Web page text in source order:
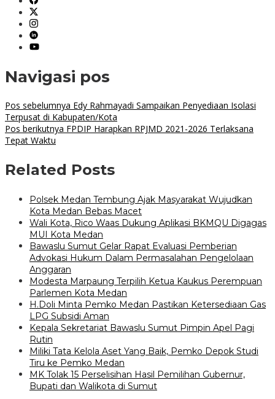
Navigasi pos
Pos sebelumnya Edy Rahmayadi Sampaikan Penyediaan Isolasi
Terpusat di Kabupaten/Kota
Pos berikutnya FPDIP Harapkan RPJMD 2021-2026 Terlaksana
Tepat Waktu
Related Posts
Polsek Medan Tembung Ajak Masyarakat Wujudkan
Kota Medan Bebas Macet
Wali Kota, Rico Waas Dukung Aplikasi BKMQU Digagas
MUI Kota Medan
Bawaslu Sumut Gelar Rapat Evaluasi Pemberian
Advokasi Hukum Dalam Permasalahan Pengelolaan
Anggaran
Modesta Marpaung Terpilih Ketua Kaukus Perempuan
Parlemen Kota Medan
H.Doli Minta Pemko Medan Pastikan Ketersediaan Gas
LPG Subsidi Aman
Kepala Sekretariat Bawaslu Sumut Pimpin Apel Pagi
Rutin
Miliki Tata Kelola Aset Yang Baik, Pemko Depok Studi
Tiru ke Pemko Medan
MK Tolak 15 Perselisihan Hasil Pemilihan Gubernur,
Bupati dan Walikota di Sumut